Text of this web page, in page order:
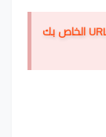
URL الخاص بك